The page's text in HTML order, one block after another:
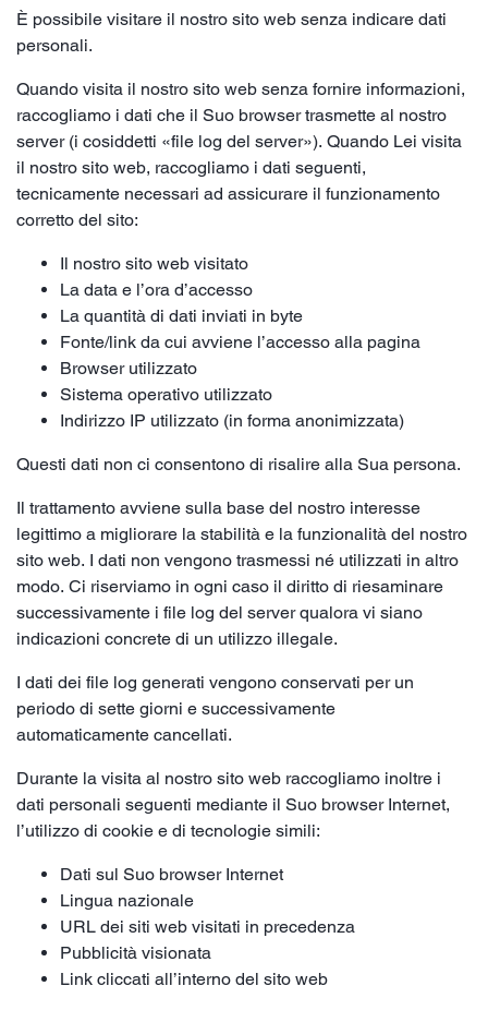
È possibile visitare il nostro sito web senza indicare dati
personali.
Quando visita il nostro sito web senza fornire informazioni,
raccogliamo i dati che il Suo browser trasmette al nostro
server (i cosiddetti «file log del server»). Quando Lei visita
il nostro sito web, raccogliamo i dati seguenti,
tecnicamente necessari ad assicurare il funzionamento
corretto del sito:
Il nostro sito web visitato
La data e l’ora d’accesso
La quantità di dati inviati in byte
Fonte/link da cui avviene l’accesso alla pagina
Browser utilizzato
Sistema operativo utilizzato
Indirizzo IP utilizzato (in forma anonimizzata)
Questi dati non ci consentono di risalire alla Sua persona.
Il trattamento avviene sulla base del nostro interesse
legittimo a migliorare la stabilità e la funzionalità del nostro
sito web. I dati non vengono trasmessi né utilizzati in altro
modo. Ci riserviamo in ogni caso il diritto di riesaminare
successivamente i file log del server qualora vi siano
indicazioni concrete di un utilizzo illegale.
I dati dei file log generati vengono conservati per un
periodo di sette giorni e successivamente
automaticamente cancellati.
Durante la visita al nostro sito web raccogliamo inoltre i
dati personali seguenti mediante il Suo browser Internet,
l’utilizzo di cookie e di tecnologie simili:
Dati sul Suo browser Internet
Lingua nazionale
URL dei siti web visitati in precedenza
Pubblicità visionata
Link cliccati all’interno del sito web